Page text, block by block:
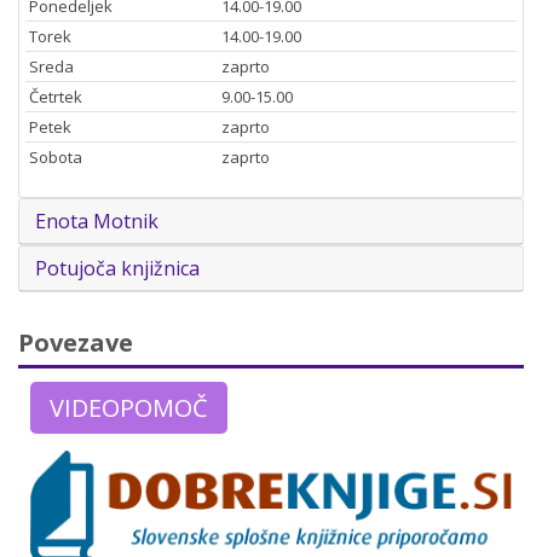
Ponedeljek
14.00-19.00
Torek
14.00-19.00
Sreda
zaprto
Četrtek
9.00-15.00
Petek
zaprto
Sobota
zaprto
Enota Motnik
Potujoča knjižnica
Povezave
VIDEOPOMOČ